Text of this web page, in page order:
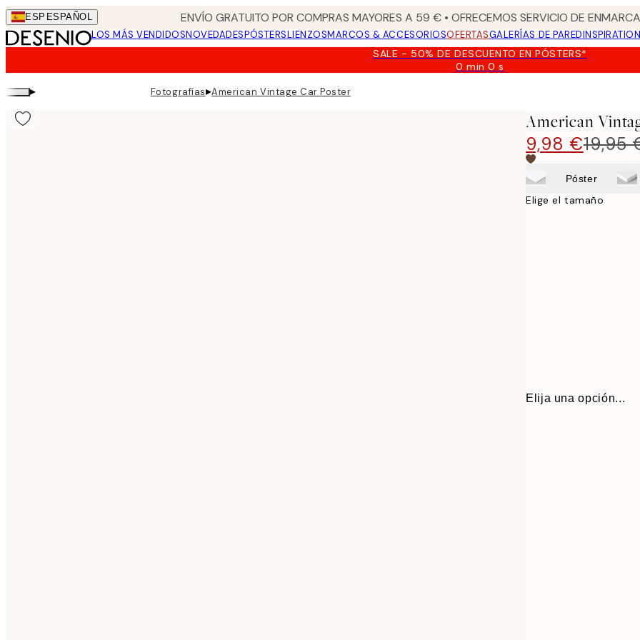
Skip
to
main
ESP ESPAÑOL ENVÍO GRATUITO POR COMPRAS MAYORES A 59 € • OFRECEMOS SERVICIO DE
LOS MÁS VENDIDOSNOVEDADESPÓSTERSLIENZOSMARCOS & ACCESORIOSOFERTASGALERÍAS DE PARED
SALE - 50% DE DESCUENTO EN PÓSTERS*
0 min0 s
Válido
▸ Fotografías▸American Vintage Car Poster
American
9,98 €19,95
Póster
Elige el tamaño
Elija una opción...